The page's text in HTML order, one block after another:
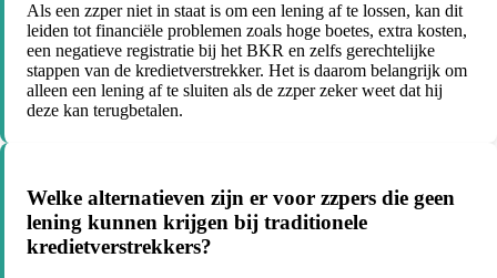
Als een zzper niet in staat is om een lening af te lossen, kan dit
leiden tot financiële problemen zoals hoge boetes, extra kosten,
een negatieve registratie bij het BKR en zelfs gerechtelijke
stappen van de kredietverstrekker. Het is daarom belangrijk om
alleen een lening af te sluiten als de zzper zeker weet dat hij
deze kan terugbetalen.
Welke alternatieven zijn er voor zzpers die geen
lening kunnen krijgen bij traditionele
kredietverstrekkers?